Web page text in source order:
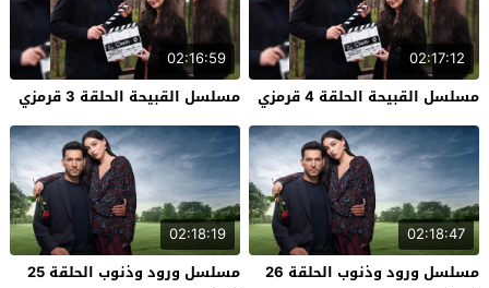
02:17:12
مسلسل القبيحة الحلقة 4 قرمزي
02:16:59
مسلسل القبيحة الحلقة 3 قرمزي
02:18:47
مسلسل ورود وذنوب الحلقة 26
02:18:19
مسلسل ورود وذنوب الحلقة 25